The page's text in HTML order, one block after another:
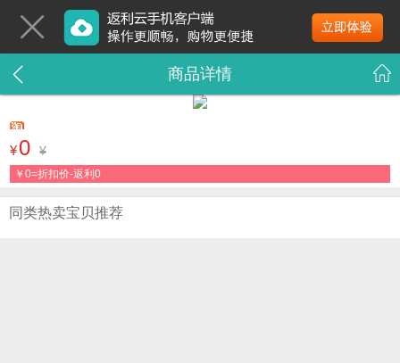
商品详情
¥0 ¥
￥0=折扣价-返利0
同类热卖宝贝推荐